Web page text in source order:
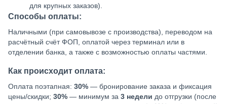
для крупных заказов).
Способы оплаты:
Наличными (при самовывозе с производства), переводом на
расчётный счёт ФОП, оплатой через терминал или в
отделении банка, а также с возможностью оплаты частями.
Как происходит оплата:
Оплата поэтапная: 30% — бронирование заказа и фиксация
цены/скидки; 30% — минимум за 3 недели до отгрузки (после